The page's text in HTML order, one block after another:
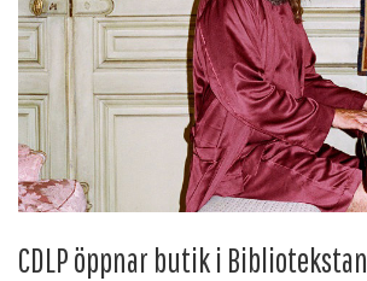
CDLP öppnar butik i Bibliotekstan